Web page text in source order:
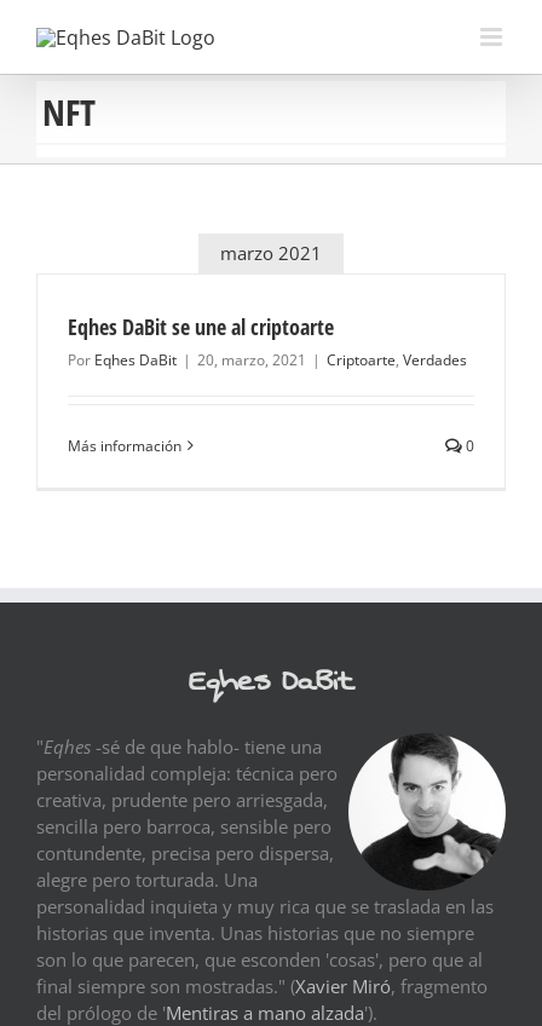
NFT
marzo 2021
Eqhes DaBit se une al criptoarte
Por Eqhes DaBit | 20, marzo, 2021 | Criptoarte, Verdades
Más información 0
Eqhes DaBit
"Eqhes -sé de que hablo- tiene una
personalidad compleja: técnica pero
creativa, prudente pero arriesgada,
sencilla pero barroca, sensible pero
contundente, precisa pero dispersa,
alegre pero torturada. Una
personalidad inquieta y muy rica que se traslada en las
historias que inventa. Unas historias que no siempre
son lo que parecen, que esconden 'cosas', pero que al
final siempre son mostradas." (Xavier Miró, fragmento
del prólogo de 'Mentiras a mano alzada').